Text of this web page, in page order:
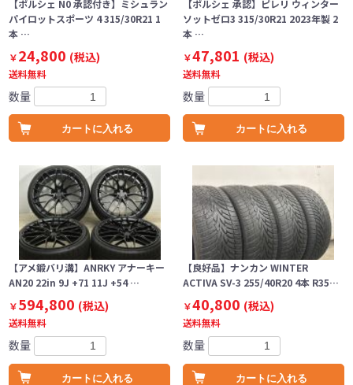
【ポルシェ N0 承認付き】ミシュラン
パイロットスポーツ 4 315/30R21 1
本 …
￥24,800 (税込)
送料無料
数量
カートに入れる
【ポルシェ 承認】ピレリ ウィンター
ソットゼロ3 315/30R21 2023年製 2
本 …
￥47,801 (税込)
送料無料
数量
カートに入れる
【アメ鍛バリ溝】ANRKY アナーキー
AN20 22in 9J +71 11J +54 …
￥594,800 (税込)
送料無料
数量
カートに入れる
【良好品】ナンカン WINTER
ACTIVA SV-3 255/40R20 4本 R35…
￥40,800 (税込)
送料無料
数量
カートに入れる